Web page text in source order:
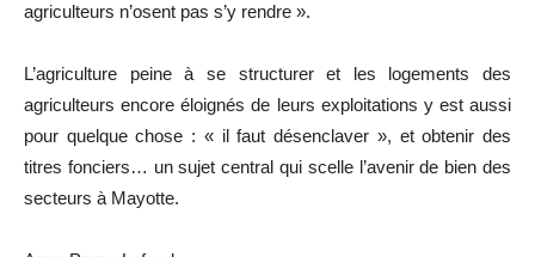
agriculteurs n’osent pas s’y rendre ».
L’agriculture peine à se structurer et les logements des
agriculteurs encore éloignés de leurs exploitations y est aussi
pour quelque chose : « il faut désenclaver », et obtenir des
titres fonciers… un sujet central qui scelle l’avenir de bien des
secteurs à Mayotte.